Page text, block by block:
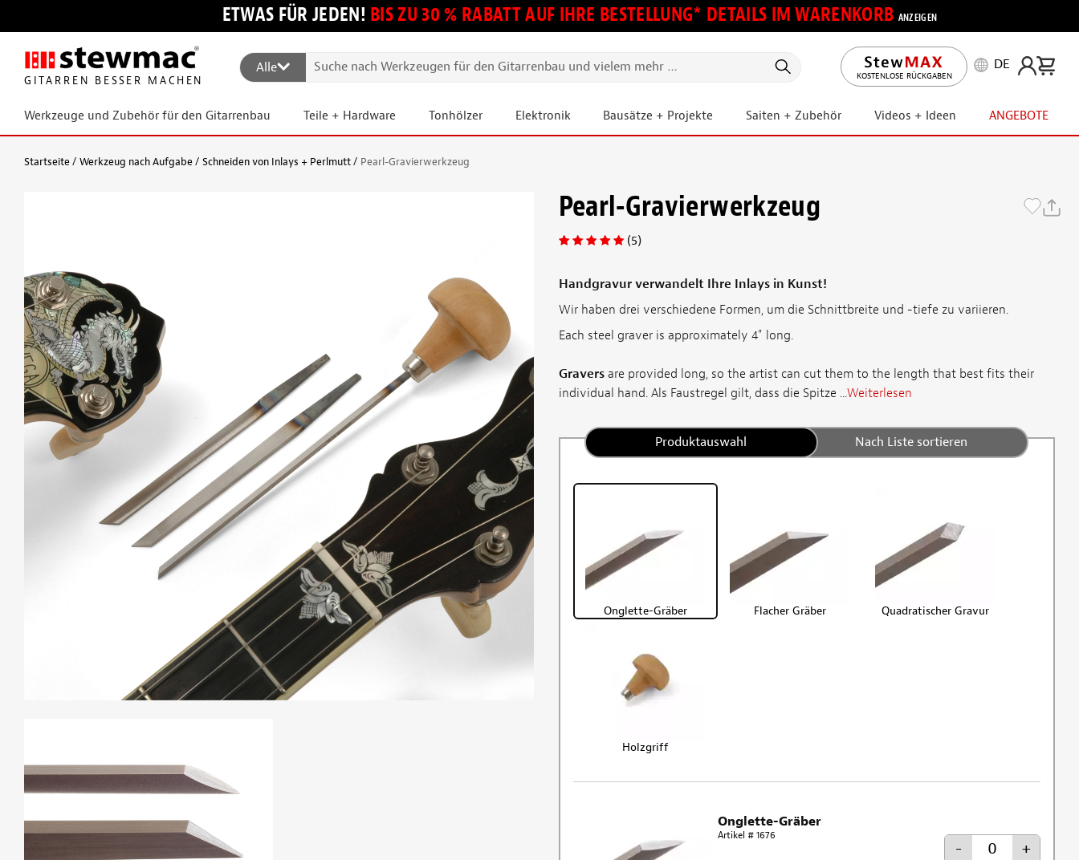
ETWAS FÜR JEDEN! BIS ZU 30 % RABATT AUF IHRE BESTELLUNG* DETAILS IM WARENKORB ANZEIGEN
GITARREN BESSER MACHEN
Alle
KOSTENLOSE RÜCKGABEN
DE
Werkzeuge und Zubehör für den Gitarrenbau Teile + Hardware Tonhölzer Elektronik Bausätze + Projekte Saiten + Zubehör Videos + Ideen ANGEBOTE
Startseite Werkzeug nach Aufgabe Schneiden von Inlays + Perlmutt Pearl-Gravierwerkzeug
Pearl-Gravierwerkzeug
(5)
Handgravur verwandelt Ihre Inlays in Kunst!
Wir haben drei verschiedene Formen, um die Schnittbreite und -tiefe zu variieren.
Each steel graver is approximately 4" long.
Graversare provided long, so the artist can cut them to the length that best fits their
individual hand. Als Faustregel gilt, dass die Spitze ...Weiterlesen
Produktauswahl Nach Liste sortieren
Onglette-Gräber Flacher Gräber Quadratischer Gravur
Holzgriff
Onglette-Gräber
Artikel # 1676
- +